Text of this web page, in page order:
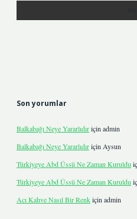
Son yorumlar
Balkabağı Neye Yararlıdıriçin admin
Balkabağı Neye Yararlıdıriçin Aysun
Türkiyeye Abd Üssü Ne Zaman Kuruldu
Türkiyeye Abd Üssü Ne Zaman Kuruldu
Acı Kahve Nasıl Bir Renkiçin admin